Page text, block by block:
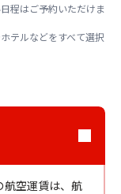
程はご予約いただけま
テルなどをすべて選択
航空運賃は、航